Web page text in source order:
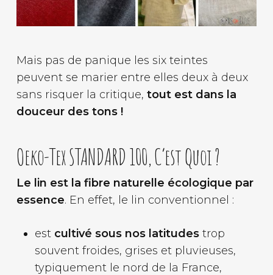
Mais pas de panique les six teintes
peuvent se marier entre elles deux à deux
sans risquer la critique, tout est dans la
douceur des tons !
Oeko-Tex STANDARD 100, C’est Quoi ?
Le lin est la fibre naturelle écologique par
essence. En effet, le lin conventionnel :
est cultivé sous nos latitudestrop
souvent froides, grises et pluvieuses,
typiquement le nord de la France,